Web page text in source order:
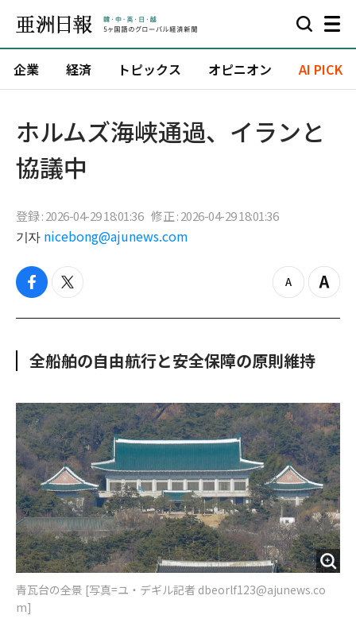
企業 経済 トピックス オピニオン AI PICK
ホルムズ海峡通過、イランと
協議中
登録 : 2026-04-29 18:01:36 修正 : 2026-04-29 18:01:36
기자 nicebong@ajunews.com
f
c
b
o
t
i
e
z
o
u
Z
o
全船舶の自由航行と安全保障の原則維持
青瓦台の全景 [写真=ユ・デギル記者 dbeorlf123@ajunews.co
m]